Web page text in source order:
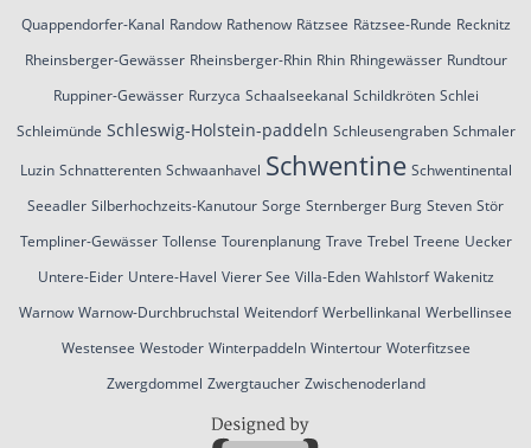
Quappendorfer-Kanal Randow Rathenow Rätzsee Rätzsee-Runde Recknitz
Rheinsberger-Gewässer Rheinsberger-Rhin Rhin Rhingewässer Rundtour
Ruppiner-Gewässer Rurzyca Schaalseekanal Schildkröten Schlei
Schleimünde Schleswig-Holstein-paddeln Schleusengraben Schmaler
Luzin Schnatterenten Schwaanhavel Schwentine Schwentinental
Seeadler Silberhochzeits-Kanutour Sorge Sternberger Burg Steven Stör
Templiner-Gewässer Tollense Tourenplanung Trave Trebel Treene Uecker
Untere-Eider Untere-Havel Vierer See Villa-Eden Wahlstorf Wakenitz
Warnow Warnow-Durchbruchstal Weitendorf Werbellinkanal Werbellinsee
Westensee Westoder Winterpaddeln Wintertour Woterfitzsee
Zwergdommel Zwergtaucher Zwischenoderland